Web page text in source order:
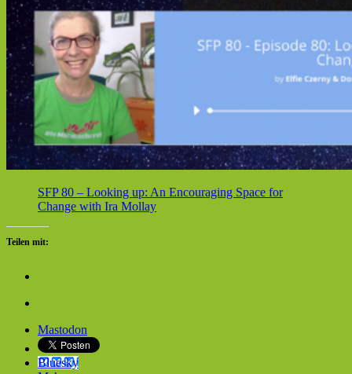
SFP 80 – Looking up: An Encouraging Space for
Change with Ira Mollay
Teilen mit:
Mastodon
Bluesky